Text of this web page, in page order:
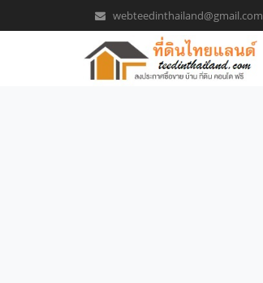
webteedinthailand@gmail.com